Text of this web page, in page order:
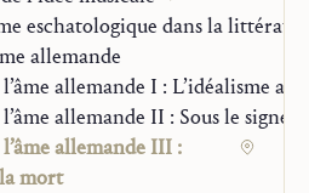
», était consacré à la fin du
») avec Hebbel, Wagner,
» du premier tome voyait
, le « principe dionysiaque ».
» et l’« esprit » apparaissait
eschatologique dans la
allemande
l’âme allemande I : L’idéalisme
l’âme allemande II : Sous le signe
l’âme allemande III :
mort